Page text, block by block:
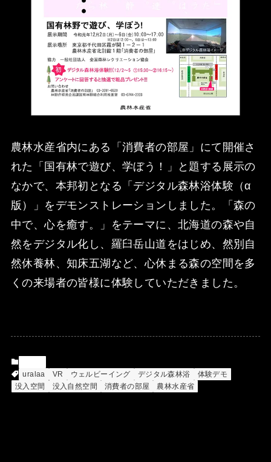
農林水産省内にある「消費者の部屋」にて開催さ
れた「国有林で遊び、学ぼう！」と題する展示の
なかで、本邦初となる「デジタル森林浴体験（α
版）」をデモンストレーションしました。「森の
中で、心を癒す。」をテーマに、北海道の森や自
然をデジタル化し、羅臼岳山道をはじめ、然別自
然休養林、知床五湖など、心休まる森の空間を多
くの来場者の皆様に体験していただきました。
uralaa
VR ウェルビーイング デジタル森林浴
体験デモ
没入空間
没入自然空間 消費者の部屋 農林水産省